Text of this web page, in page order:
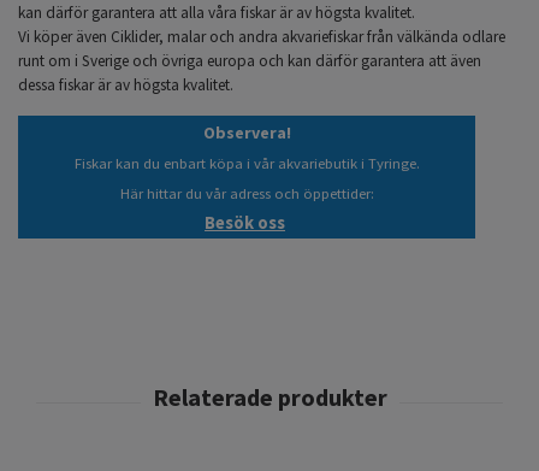
kan därför garantera att alla våra fiskar är av högsta kvalitet.
Vi köper även Ciklider, malar och andra akvariefiskar från välkända odlare
runt om i Sverige och övriga europa och kan därför garantera att även
dessa fiskar är av högsta kvalitet.
Observera!
Fiskar kan du enbart köpa i vår akvariebutik i Tyringe.
Här hittar du vår adress och öppettider:
Besök oss